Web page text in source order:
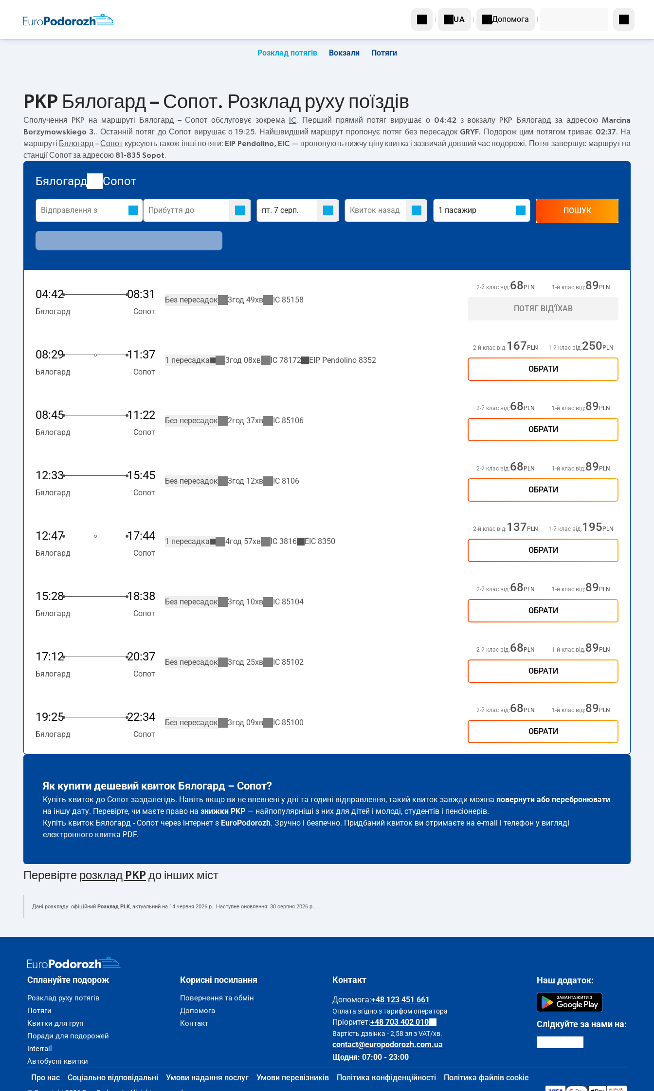
UA Допомога
Розклад потягів Вокзали Потяги
PKP Бялогард – Сопот. Розклад руху поїздів
Сполучення PKP на маршруті Бялогард – Сопот обслуговує зокрема IC. Перший прямий потяг вирушає о 04:42з вокзалу PKP Бялогард за адресоюMarcina
Borzymowskiego 3.. Останній потяг до Сопот вирушає о 19:25. Найшвидший маршрут пропонує потяг без пересадок GRYF. Подорож цим потягом триває 02:37. На
маршруті Бялогард –Сопот курсують також інші потяги: EIP Pendolino, EIC — пропонують нижчу ціну квитка і зазвичай довший час подорожі. Потяг завершує маршрут на
станції Сопот за адресою 81-835 Sopot.
Бялогард Сопот
ПОШУК
04:42 08:31
Бялогард Сопот
Без пересадок 3год 49хв IC 85158
2-й клас від:68 PLN 1-й клас від:89 PLN
ПОТЯГ ВІД'ЇХАВ
08:29 11:37
Бялогард Сопот
1 пересадка 3год 08хв IC 78172 EIP Pendolino 8352
2-й клас від: 167 PLN 1-й клас від:250 PLN
ОБРАТИ
08:45 11:22
Бялогард Сопот
Без пересадок 2год 37хв IC 85106
2-й клас від:68 PLN 1-й клас від:89 PLN
ОБРАТИ
12:33 15:45
Бялогард Сопот
Без пересадок 3год 12хв IC 8106
2-й клас від:68 PLN 1-й клас від:89 PLN
ОБРАТИ
12:47 17:44
Бялогард Сопот
1 пересадка 4год 57хв IC 3816 EIC 8350
2-й клас від: 137 PLN 1-й клас від: 195 PLN
ОБРАТИ
15:28 18:38
Бялогард Сопот
Без пересадок 3год 10хв IC 85104
2-й клас від:68 PLN 1-й клас від:89 PLN
ОБРАТИ
17:12 20:37
Бялогард Сопот
Без пересадок 3год 25хв IC 85102
2-й клас від:68 PLN 1-й клас від:89 PLN
ОБРАТИ
19:25 22:34
Бялогард Сопот
Без пересадок 3год 09хв IC 85100
2-й клас від:68 PLN 1-й клас від:89 PLN
ОБРАТИ
Як купити дешевий квиток Бялогард – Сопот?
Купіть квиток до Сопот заздалегідь. Навіть якщо ви не впевнені у дні та годині відправлення, такий квиток завжди можна повернути або перебронювати
на іншу дату. Перевірте, чи маєте право на знижки PKP — найпопулярніші з них для дітей і молоді, студентів і пенсіонерів.
Купіть квиток Бялогард - Сопот через інтернет з EuroPodorozh. Зручно і безпечно. Придбаний квиток ви отримаєте на e-mail і телефон у вигляді
електронного квитка PDF.
Перевірте розклад PKP до інших міст
Дані розкладу: офіційний Розклад PLK, актуальний на 14 червня 2026 р.. Наступне оновлення: 30 серпня 2026 р..
Сплануйте подорож
Розклад руху потягів
Потяги
Квитки для груп
Поради для подорожей
Interrail
Автобусні квитки
Корисні посилання
Повернення та обмін
Допомога
Контакт
Контакт
Допомога:+48 123 451 661
Оплата згідно з тарифом оператора
Пріоритет:+48 703 402 010
Вартість дзвінка - 2,58 зл з VAT/хв.
contact@europodorozh.com.ua
Щодня: 07:00 - 23:00
Наш додаток:
Слідкуйте за нами на:
Про нас Соціально відповідальні Умови надання послуг Умови перевізників Політика конфіденційності Політика файлів cookie